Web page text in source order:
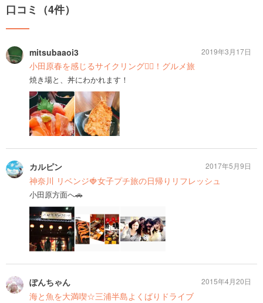
口コミ（4件）
mitsubaaoi3
小田原春を感じるサイクリング🚴‍♀️！グルメ旅
焼き場と、丼にわかれます！
2019年3月17日
カルピン
神奈川 リベンジ🍓女子プチ旅の日帰りリフレッシュ
小田原方面へ🚗
2017年5月9日
ぽんちゃん
海と魚を大満喫☆三浦半島よくばりドライブ
2015年4月20日